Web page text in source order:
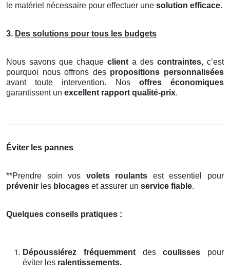
le matériel nécessaire pour effectuer une solution efficace.
3. Des solutions pour tous les budgets
Nous savons que chaque client a des contraintes, c’est
pourquoi nous offrons des propositions personnalisées
avant toute intervention. Nos offres économiques
garantissent un excellent rapport qualité-prix.
Éviter les pannes
**Prendre soin vos volets roulants est essentiel pour
prévenir les blocages et assurer un service fiable.
Quelques conseils pratiques :
Dépoussiérez fréquemmentdescoulisses pour
éviter les ralentissements.